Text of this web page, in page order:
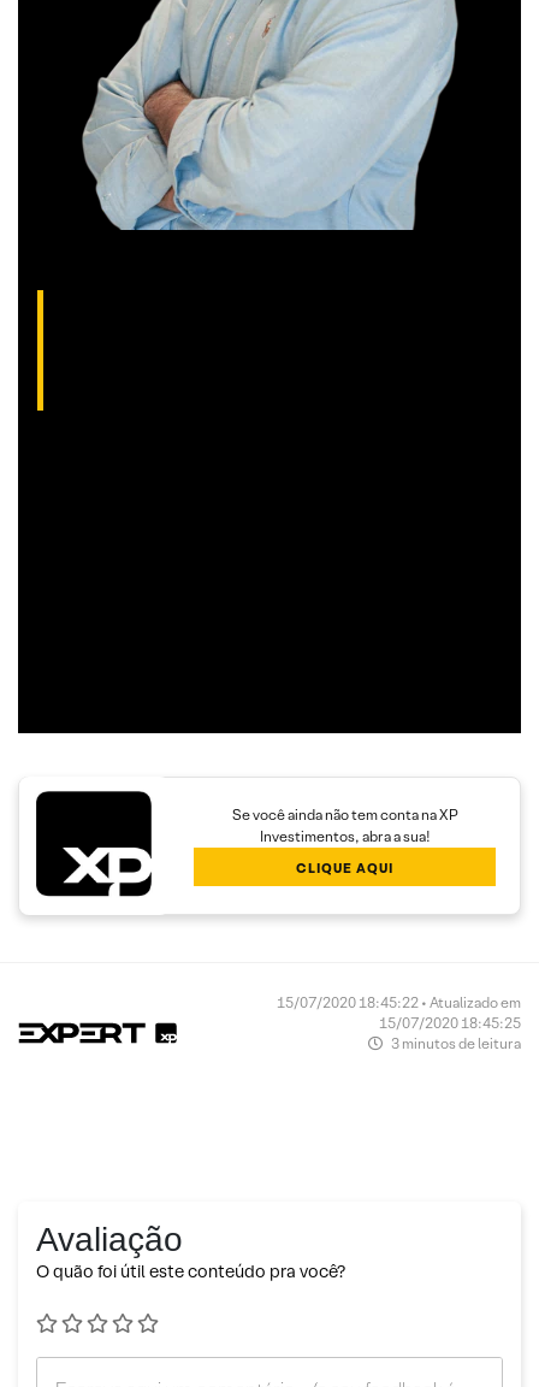
Se você ainda não tem conta na XP
Investimentos, abra a sua!
CLIQUE AQUI
15/07/2020 18:45:22 • Atualizado em
15/07/2020 18:45:25
3 minutos de leitura
Avaliação
O quão foi útil este conteúdo pra você?